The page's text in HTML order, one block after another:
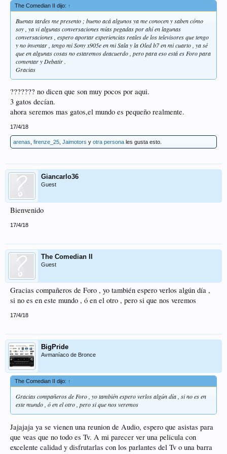
The Comedian II dijo: ↑
Buenas tardes me presento ; bueno acá algunos ya me conocen y saben cómo
soy , ya vi algunas conversaciones mías pegadas por ahí en lagunas
conversaciones , espero aportar experiencias reales de los televisores que tengo
y no inventar , tengo mi Sony x905e en mi Sala y la Oled b7 en mi cuarto , ya sé
que en algunas cosas no estaremos deacuerdo , pero para eso está es Foro para
comentar y Debatir .
Gracias
??????? no dicen que son muy pocos por aqui.
3 gatos decían.
ahora seremos mas gatos,el mundo es pequeño realmente.
17/4/18
arenas firenze_25 Jaimotors y otra persona les gusta esto.
Giancarlo36
Guest
Bienvenido
17/4/18
The Comedian II
Guest
Gracias compañeros de Foro , yo también espero verlos algún día ,
si no es en este mundo , ó en el otro , pero si que nos veremos
17/4/18
BigPride
Avmaníaco de Bronce
The Comedian II dijo: ↑
Gracias compañeros de Foro , yo también espero verlos algún día , si no es en
este mundo , ó en el otro , pero si que nos veremos
Jajajaja ya se vienen una reunion de Audio, espero que asistas para
que veas que no todo es Tv. A mi parecer ver una pelicula con
excelente calidad y disfrutarlas con los parlantes del Tv o una barra